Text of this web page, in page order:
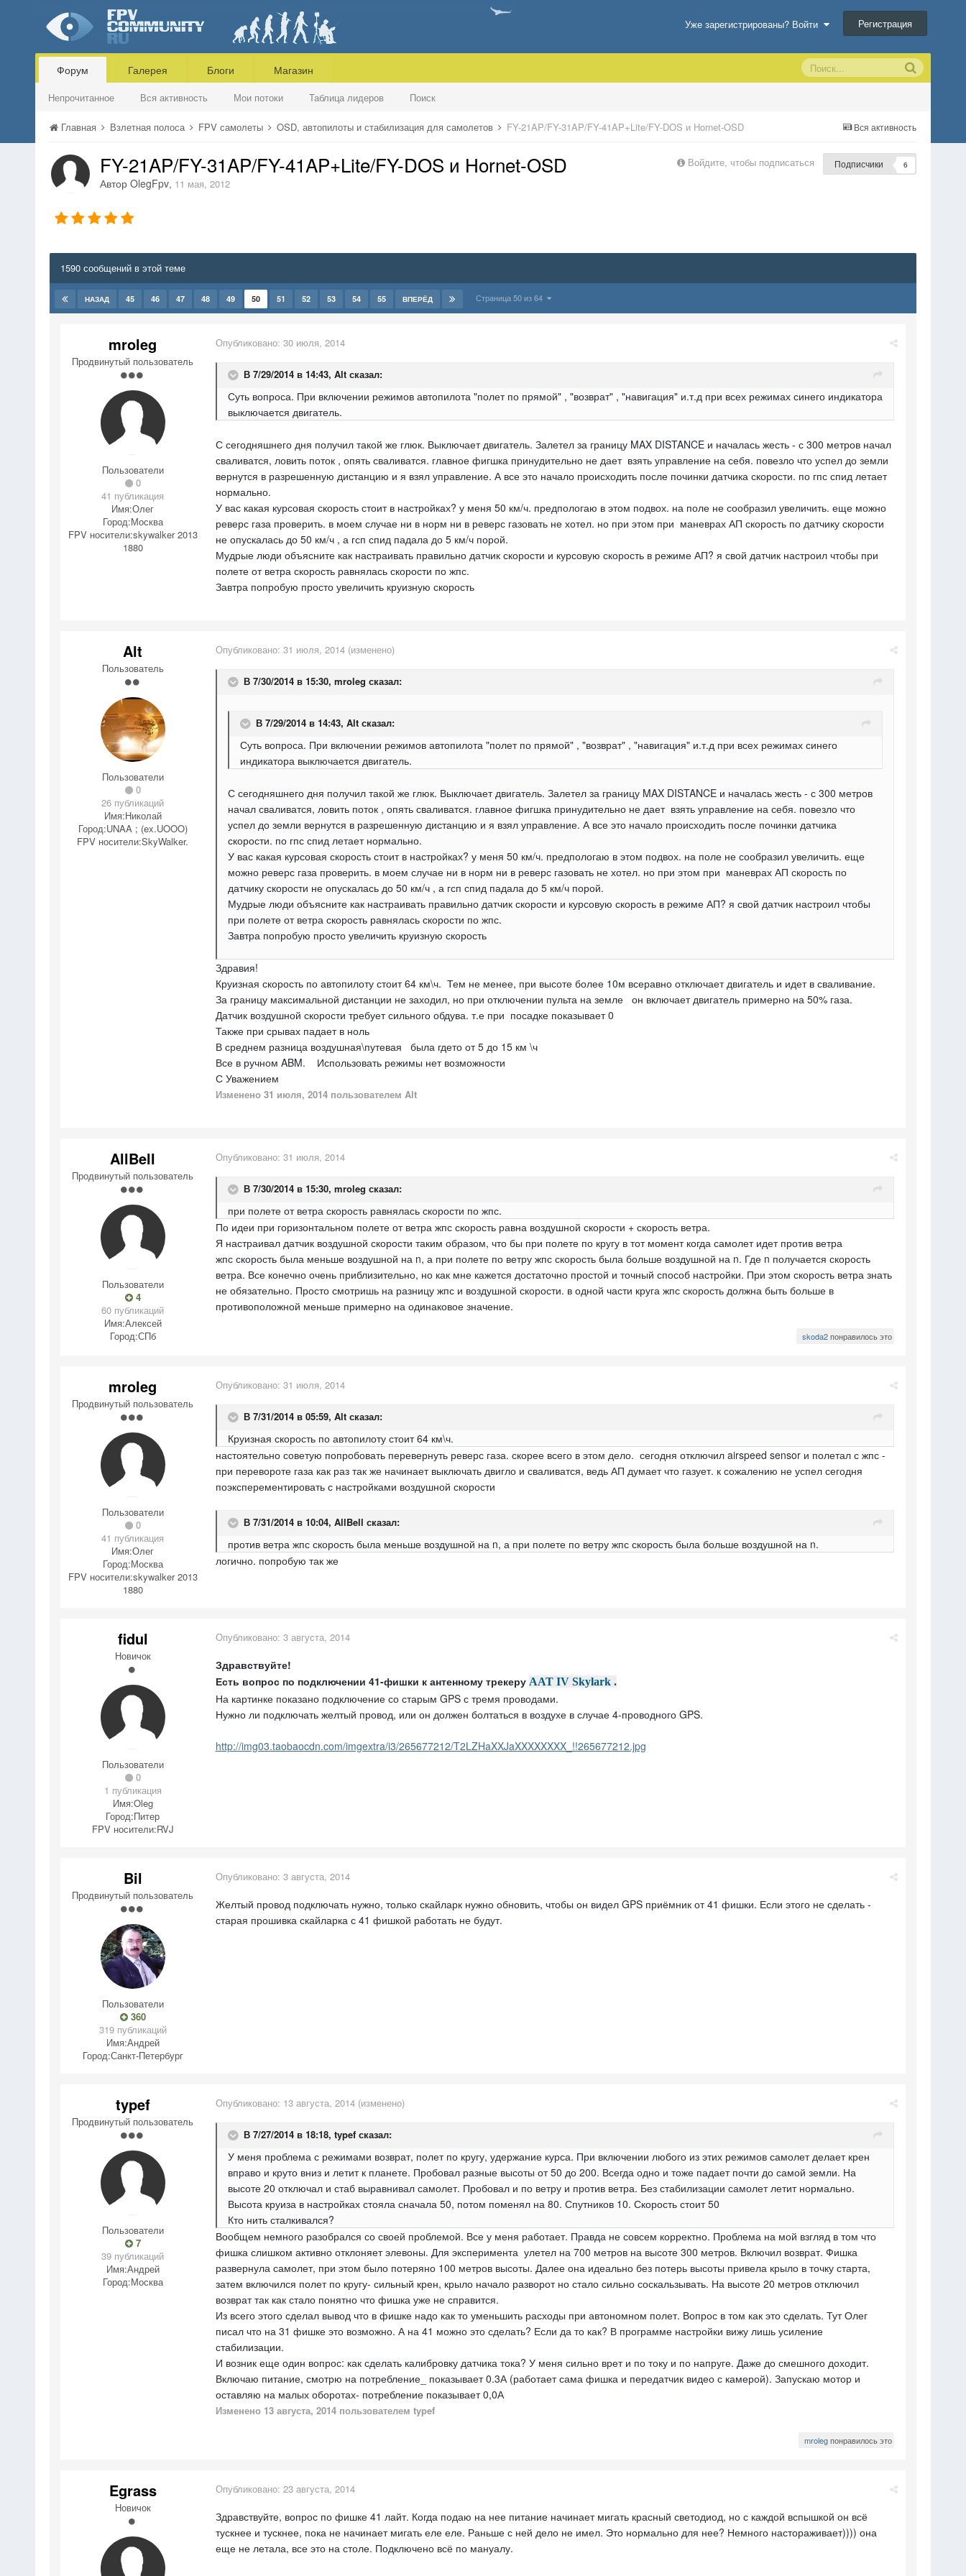
Уже зарегистрированы? Войти Регистрация
Форум
Непрочитанное Вся активность Мои потоки Таблица лидеров Поиск
Галерея Блоги Магазин
Вся активность
Главная Взлетная полоса FPV самолеты OSD, автопилоты и стабилизация для самолетов FY-21AP/FY-31AP/FY-41AP+Lite/FY-DOS и Hornet-OSD
Войдите, чтобы подписаться Подписчики 6
FY-21AP/FY-31AP/FY-41AP+Lite/FY-DOS и Hornet-OSD
Автор OlegFpv, 11 мая, 2012
1590 сообщений в этой теме
НАЗАД 45 46 47 48 49 50 51 52 53 54 55 ВПЕРЁД Страница 50 из 64
mroleg
Продвинутый пользователь
Пользователи
0
41 публикация
Имя:Олег
Город:Москва
FPV носители:skywalker 2013
1880
Опубликовано: 30 июля, 2014
В 7/29/2014 в 14:43, Alt сказал:
Суть вопроса. При включении режимов автопилота "полет по прямой" , "возврат" , "навигация" и.т.д при всех режимах синего индикатора
выключается двигатель.
С сегодняшнего дня получил такой же глюк. Выключает двигатель. Залетел за границу MAX DISTANCE и началась жесть - с 300 метров начал
сваливатся, ловить поток , опять сваливатся. главное фигшка принудительно не дает взять управление на себя. повезло что успел до земли
вернутся в разрешенную дистанцию и я взял управление. А все это начало происходить после починки датчика скорости. по гпс спид летает
нормально.
У вас какая курсовая скорость стоит в настройках? у меня 50 км/ч. предпологаю в этом подвох. на поле не сообразил увеличить. еще можно
реверс газа проверить. в моем случае ни в норм ни в реверс газовать не хотел. но при этом при маневрах АП скорость по датчику скорости
не опускалась до 50 км/ч , а гсп спид падала до 5 км/ч порой.
Мудрые люди объясните как настраивать правильно датчик скорости и курсовую скорость в режиме АП? я свой датчик настроил чтобы при
полете от ветра скорость равнялась скорости по жпс.
Завтра попробую просто увеличить круизную скорость
Alt
Пользователь
Пользователи
0
26 публикаций
Имя:Николай
Город:UNAA ; (ex.UOOO)
FPV носители:SkyWalker.
Опубликовано: 31 июля, 2014(изменено)
В 7/30/2014 в 15:30, mroleg сказал:
В 7/29/2014 в 14:43, Alt сказал:
Суть вопроса. При включении режимов автопилота "полет по прямой" , "возврат" , "навигация" и.т.д при всех режимах синего
индикатора выключается двигатель.
С сегодняшнего дня получил такой же глюк. Выключает двигатель. Залетел за границу MAX DISTANCE и началась жесть - с 300 метров
начал сваливатся, ловить поток , опять сваливатся. главное фигшка принудительно не дает взять управление на себя. повезло что
успел до земли вернутся в разрешенную дистанцию и я взял управление. А все это начало происходить после починки датчика
скорости. по гпс спид летает нормально.
У вас какая курсовая скорость стоит в настройках? у меня 50 км/ч. предпологаю в этом подвох. на поле не сообразил увеличить. еще
можно реверс газа проверить. в моем случае ни в норм ни в реверс газовать не хотел. но при этом при маневрах АП скорость по
датчику скорости не опускалась до 50 км/ч , а гсп спид падала до 5 км/ч порой.
Мудрые люди объясните как настраивать правильно датчик скорости и курсовую скорость в режиме АП? я свой датчик настроил чтобы
при полете от ветра скорость равнялась скорости по жпс.
Завтра попробую просто увеличить круизную скорость
Здравия!
Круизная скорость по автопилоту стоит 64 км\ч. Тем не менее, при высоте более 10м всеравно отключает двигатель и идет в сваливание.
За границу максимальной дистанции не заходил, но при отключении пульта на земле он включает двигатель примерно на 50% газа.
Датчик воздушной скорости требует сильного обдува. т.е при посадке показывает 0
Также при срывах падает в ноль
В среднем разница воздушная\путевая была гдето от 5 до 15 км \ч
Все в ручном ABM. Использовать режимы нет возможности
С Уважением
Изменено 31 июля, 2014пользователем Alt
AllBell
Продвинутый пользователь
Пользователи
4
60 публикаций
Имя:Алексей
Город:СПб
Опубликовано: 31 июля, 2014
В 7/30/2014 в 15:30, mroleg сказал:
при полете от ветра скорость равнялась скорости по жпс.
По идеи при горизонтальном полете от ветра жпс скорость равна воздушной скорости + скорость ветра.
Я настраивал датчик воздушной скорости таким образом, что бы при полете по кругу в тот момент когда самолет идет против ветра
жпс скорость была меньше воздушной на n, а при полете по ветру жпс скорость была больше воздушной на n. Где n получается скорость
ветра. Все конечно очень приблизительно, но как мне кажется достаточно простой и точный способ настройки. При этом скорость ветра знать
не обязательно. Просто смотришь на разницу жпс и воздушной скорости. в одной части круга жпс скорость должна быть больше в
противоположной меньше примерно на одинаковое значение.
skoda2понравилось это
mroleg
Продвинутый пользователь
Пользователи
0
41 публикация
Имя:Олег
Город:Москва
FPV носители:skywalker 2013
1880
Опубликовано: 31 июля, 2014
В 7/31/2014 в 05:59, Alt сказал:
Круизная скорость по автопилоту стоит 64 км\ч.
настоятельно советую попробовать перевернуть реверс газа. скорее всего в этом дело. сегодня отключил airspeed sensor и полетал с жпс -
при перевороте газа как раз так же начинает выключать двигло и сваливатся, ведь АП думает что газует. к сожалению не успел сегодня
поэксперементировать с настройками воздушной скорости
В 7/31/2014 в 10:04, AllBell сказал:
против ветра жпс скорость была меньше воздушной на n, а при полете по ветру жпс скорость была больше воздушной на n.
логично. попробую так же
fidul
Новичок
Пользователи
0
1 публикация
Имя:Oleg
Город:Питер
FPV носители:RVJ
Опубликовано: 3 августа, 2014
Здравствуйте!
Есть вопрос по подключении 41-фишки к антенному трекеру AAT IV Skylark .
На картинке показано подключение со старым GPS с тремя проводами.
Нужно ли подключать желтый провод, или он должен болтаться в воздухе в случае 4-проводного GPS.
http://img03.taobaocdn.com/imgextra/i3/265677212/T2LZHaXXJaXXXXXXXX_!!265677212.jpg
Bil
Продвинутый пользователь
Пользователи
360
319 публикаций
Имя:Андрей
Город:Санкт-Петербург
Опубликовано: 3 августа, 2014
Желтый провод подключать нужно, только скайларк нужно обновить, чтобы он видел GPS приёмник от 41 фишки. Если этого не сделать -
старая прошивка скайларка с 41 фишкой работать не будут.
typef
Продвинутый пользователь
Пользователи
7
39 публикаций
Имя:Андрей
Город:Москва
Опубликовано: 13 августа, 2014(изменено)
В 7/27/2014 в 18:18, typef сказал:
У меня проблема с режимами возврат, полет по кругу, удержание курса. При включении любого из этих режимов самолет делает крен
вправо и круто вниз и летит к планете. Пробовал разные высоты от 50 до 200. Всегда одно и тоже падает почти до самой земли. На
высоте 20 отключал и стаб выравнивал самолет. Пробовал и по ветру и против ветра. Без стабилизации самолет летит нормально.
Высота круиза в настройках стояла сначала 50, потом поменял на 80. Спутников 10. Скорость стоит 50
Кто нить сталкивался?
Вообщем немного разобрался со своей проблемой. Все у меня работает. Правда не совсем корректно. Проблема на мой взгляд в том что
фишка слишком активно отклоняет элевоны. Для эксперимента улетел на 700 метров на высоте 300 метров. Включил возврат. Фишка
развернула самолет, при этом было потеряно 100 метров высоты. Далее она идеально без потерь высоты привела крыло в точку старта,
затем включился полет по кругу- сильный крен, крыло начало разворот но стало сильно соскальзывать. На высоте 20 метров отключил
возврат так как стало понятно что фишка уже не справится.
Из всего этого сделал вывод что в фишке надо как то уменьшить расходы при автономном полет. Вопрос в том как это сделать. Тут Олег
писал что на 31 фишке это возможно. А на 41 можно это сделать? Если да то как? В программе настройки вижу лишь усиление
стабилизации.
И возник еще один вопрос: как сделать калибровку датчика тока? У меня сильно врет и по току и по напруге. Даже до смешного доходит.
Включаю питание, смотрю на потребление_ показывает 0.3А (работает сама фишка и передатчик видео с камерой). Запускаю мотор и
оставляю на малых оборотах- потребление показывает 0,0А
Изменено 13 августа, 2014пользователем typef
mrolegпонравилось это
Egrass
Новичок
Опубликовано: 23 августа, 2014
Здравствуйте, вопрос по фишке 41 лайт. Когда подаю на нее питание начинает мигать красный светодиод, но с каждой вспышкой он всё
тускнее и тускнее, пока не начинает мигать еле еле. Раньше с ней дело не имел. Это нормально для нее? Немного настораживает)))) она
еще не летала, все это на столе. Подключено всё по мануалу.